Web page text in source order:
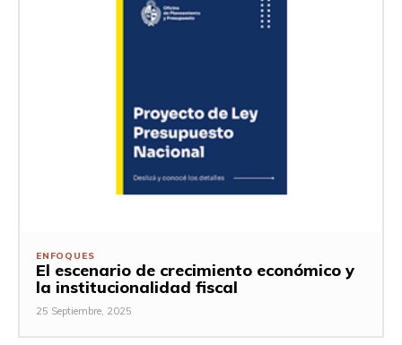
ENFOQUES
El escenario de crecimiento económico y
la institucionalidad fiscal
25 Septiembre, 2025